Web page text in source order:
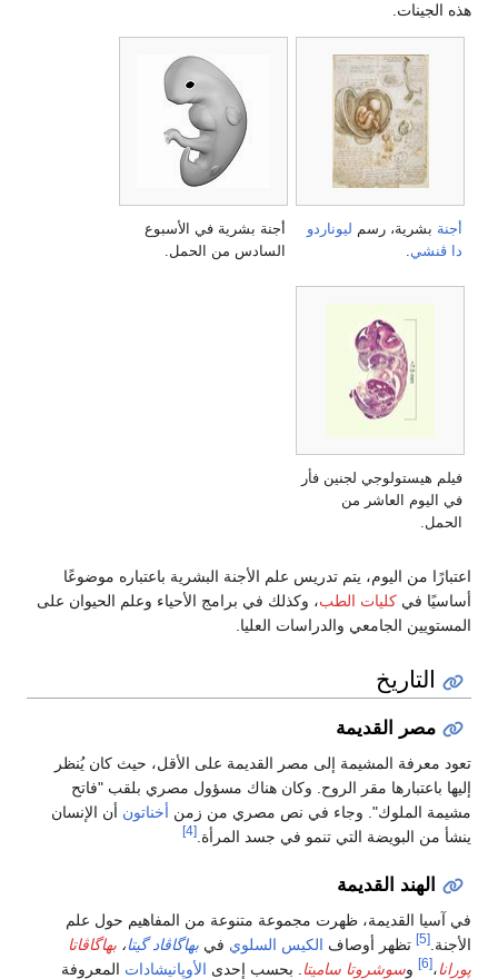
هذه الجينات.
أجنة بشرية، رسم ليوناردو
دا ڤنشي.
أجنة بشرية في الأسبوع
السادس من الحمل.
فيلم هيستولوجي لجنين فأر
في اليوم العاشر من
الحمل.
اعتبارًا من اليوم، يتم تدريس علم الأجنة البشرية باعتباره موضوعًا
أساسيًا في كليات الطب، وكذلك في برامج الأحياء وعلم الحيوان على
المستويين الجامعي والدراسات العليا.
التاريخ
مصر القديمة
تعود معرفة المشيمة إلى مصر القديمة على الأقل، حيث كان يُنظر
إليها باعتبارها مقر الروح. وكان هناك مسؤول مصري بلقب "فاتح
مشيمة الملوك". وجاء في نص مصري من زمن أخناتون أن الإنسان
ينشأ من البويضة التي تنمو في جسد المرأة. [4]
الهند القديمة
في آسيا القديمة، ظهرت مجموعة متنوعة من المفاهيم حول علم
الأجنة. [5] تظهر أوصاف الكيس السلوي في بهاگاڤاد گيتا، بهاگاڤاتا
پورانا،[6] وسوشروتا ساميتا . بحسب إحدى الأوپانيشادات المعروفة